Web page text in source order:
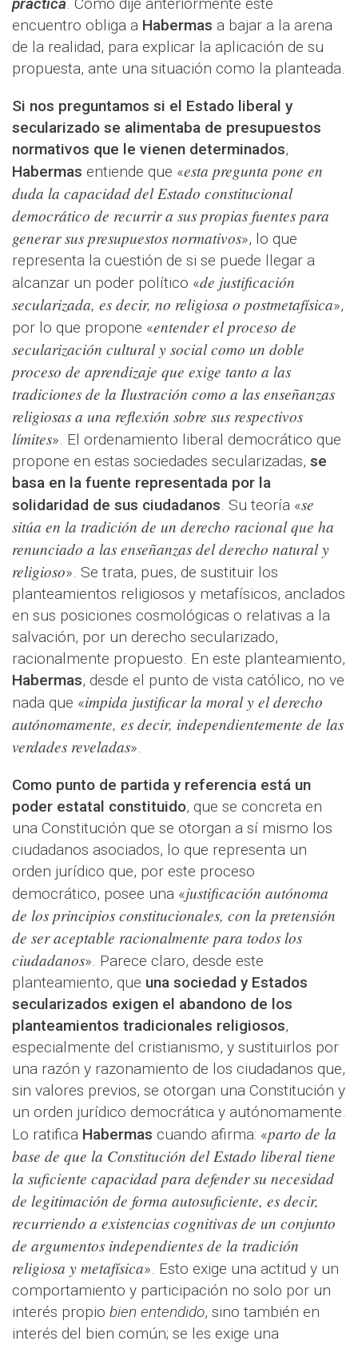
práctica. Como dije anteriormente este
encuentro obliga a Habermas a bajar a la arena
de la realidad, para explicar la aplicación de su
propuesta, ante una situación como la planteada.
Si nos preguntamos si el Estado liberal y
secularizado se alimentaba de presupuestos
normativos que le vienen determinados,
Habermas entiende que «esta pregunta pone en
duda la capacidad del Estado constitucional
democrático de recurrir a sus propias fuentes para
generar sus presupuestos normativos», lo que
representa la cuestión de si se puede llegar a
alcanzar un poder político «de justificación
secularizada, es decir, no religiosa o postmetafísica»,
por lo que propone «entender el proceso de
secularización cultural y social como un doble
proceso de aprendizaje que exige tanto a las
tradiciones de la Ilustración como a las enseñanzas
religiosas a una reflexión sobre sus respectivos
límites». El ordenamiento liberal democrático que
propone en estas sociedades secularizadas, se
basa en la fuente representada por la
solidaridad de sus ciudadanos. Su teoría «se
sitúa en la tradición de un derecho racional que ha
renunciado a las enseñanzas del derecho natural y
religioso». Se trata, pues, de sustituir los
planteamientos religiosos y metafísicos, anclados
en sus posiciones cosmológicas o relativas a la
salvación, por un derecho secularizado,
racionalmente propuesto. En este planteamiento,
Habermas, desde el punto de vista católico, no ve
nada que «impida justificar la moral y el derecho
autónomamente, es decir, independientemente de las
verdades reveladas».
Como punto de partida y referencia está un
poder estatal constituido, que se concreta en
una Constitución que se otorgan a sí mismo los
ciudadanos asociados, lo que representa un
orden jurídico que, por este proceso
democrático, posee una «justificación autónoma
de los principios constitucionales, con la pretensión
de ser aceptable racionalmente para todos los
ciudadanos». Parece claro, desde este
planteamiento, que una sociedad y Estados
secularizados exigen el abandono de los
planteamientos tradicionales religiosos,
especialmente del cristianismo, y sustituirlos por
una razón y razonamiento de los ciudadanos que,
sin valores previos, se otorgan una Constitución y
un orden jurídico democrática y autónomamente.
Lo ratifica Habermas cuando afirma: «parto de la
base de que la Constitución del Estado liberal tiene
la suficiente capacidad para defender su necesidad
de legitimación de forma autosuficiente, es decir,
recurriendo a existencias cognitivas de un conjunto
de argumentos independientes de la tradición
religiosa y metafísica». Esto exige una actitud y un
comportamiento y participación no solo por un
interés propio bien entendido, sino también en
interés del bien común; se les exige una